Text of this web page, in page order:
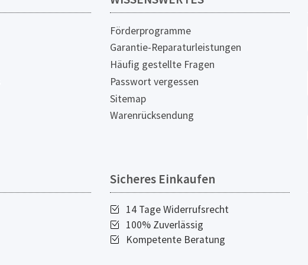
Förderprogramme
Garantie-Reparaturleistungen
Häufig gestellte Fragen
Passwort vergessen
Sitemap
Warenrücksendung
Sicheres Einkaufen
14 Tage Widerrufsrecht
100% Zuverlässig
Kompetente Beratung